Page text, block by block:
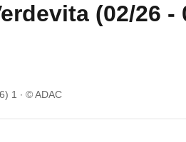
(02/26 -
1 © ADAC